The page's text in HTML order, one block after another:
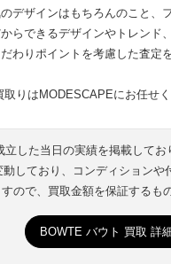
デザインはもちろんのこと、
らできるデザインやトレンド
わりポイントを考慮した査定
りはMODESCAPEにお任せく
した当日の実績を掲載してお
しており、コンディションや
ので、買取金額を保証するも
BOWTE バウト 買取 詳